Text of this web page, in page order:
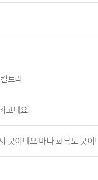
트리
고네요.
굿이네요 마나 회복도 굿이